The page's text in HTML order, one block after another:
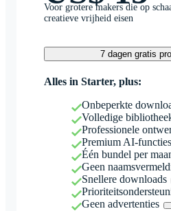
Voor grotere makers die op
creatieve vrijheid eisen
7 dagen gratis
Alles in Starter, plus:
Onbeperkte
Volledige
Professionele
Premium AI-functies
Één bundel per
Geen
Snellere downloads
Geen advertenties